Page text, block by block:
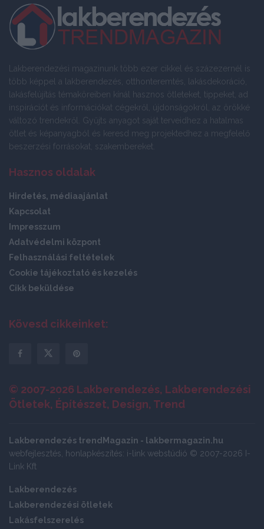
Lakberendezési magazinunk több ezer cikkel és százezernél is
több képpel a lakberendezés, otthonteremtés, lakásdekoráció,
lakásfelújítás témaköreiben kínál hasznos ötleteket, tippeket, ad
inspirációt és információkat cégekről, újdonságokról, az örökké
változó trendekről. Gyűjts anyagot saját terveidhez a hatalmas
ötlet és képanyagból és keresd meg projektedhez a megfelelő
beszerzési forrásokat, szakembereket.
Hasznos oldalak
Hirdetés, médiaajánlat
Kapcsolat
Impresszum
Adatvédelmi központ
Felhasználási feltételek
Cookie tájékoztató és kezelés
Cikk beküldése
Kövesd cikkeinket:
© 2007-2026 Lakberendezés, Lakberendezési
Ötletek, Építészet, Design, Trend
Lakberendezés trendMagazin - lakbermagazin.hu
webfejlesztés, honlapkészítés: i-link webstúdió © 2007-2026 I-
Link Kft
Lakberendezés
Lakberendezési ötletek
Lakásfelszerelés